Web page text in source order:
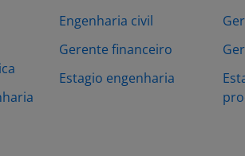
Engenharia civil
Gerente financeiro
Estagio engenharia